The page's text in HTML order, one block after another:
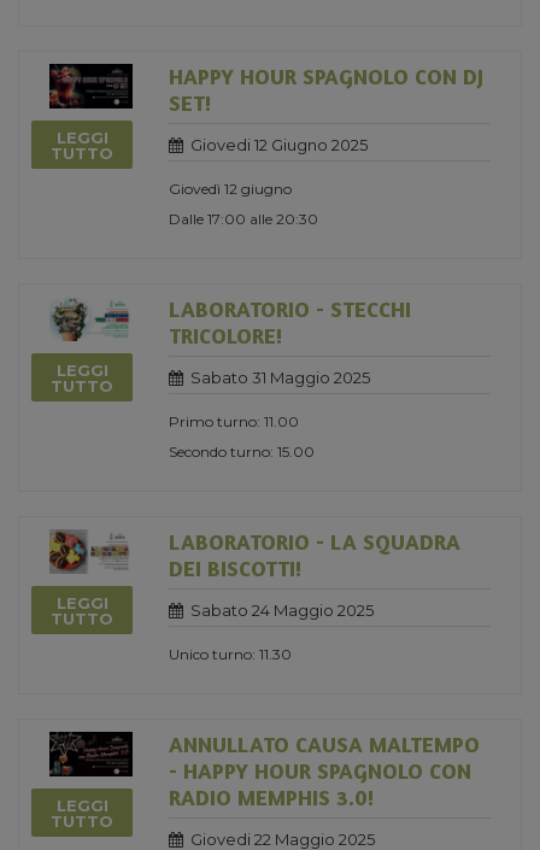
LEGGI
TUTTO
HAPPY HOUR SPAGNOLO CON DJ
SET!
Giovedi 12 Giugno 2025
Giovedì 12 giugno
Dalle 17:00 alle 20:30
LEGGI
TUTTO
LABORATORIO - STECCHI
TRICOLORE!
Sabato 31 Maggio 2025
Primo turno: 11.00
Secondo turno: 15.00
LEGGI
TUTTO
LABORATORIO - LA SQUADRA
DEI BISCOTTI!
Sabato 24 Maggio 2025
Unico turno: 11.30
LEGGI
TUTTO
ANNULLATO CAUSA MALTEMPO
- HAPPY HOUR SPAGNOLO CON
RADIO MEMPHIS 3.0!
Giovedi 22 Maggio 2025